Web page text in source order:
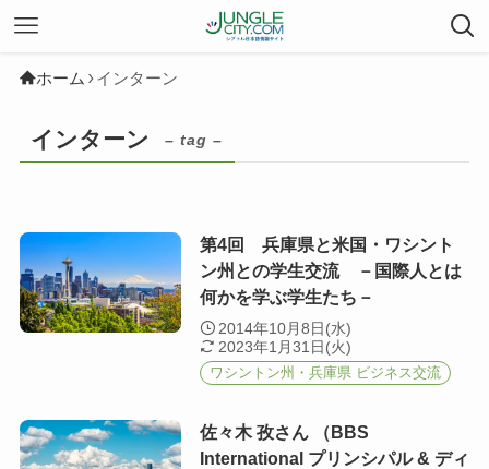
ホーム インターン
インターン – tag –
第4回 兵庫県と米国・ワシント
ン州との学生交流 －国際人とは
何かを学ぶ学生たち－
2014年10月8日(水)
2023年1月31日(火)
ワシントン州・兵庫県 ビジネス交流
佐々木 孜さん （BBS
International プリンシパル & ディ